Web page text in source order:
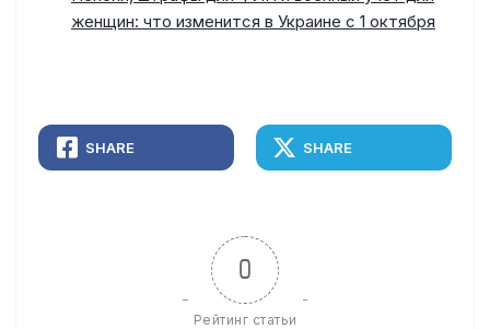
женщин: что изменится в Украине с 1 октября
SHARE SHARE
0
Рейтинг статьи